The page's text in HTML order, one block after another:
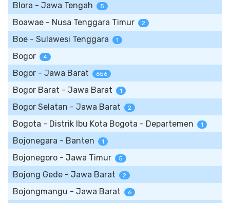
Blora - Jawa Tengah 5
Boawae - Nusa Tenggara Timur 2
Boe - Sulawesi Tenggara 1
Bogor 4
Bogor - Jawa Barat 656
Bogor Barat - Jawa Barat 1
Bogor Selatan - Jawa Barat 2
Bogota - Distrik Ibu Kota Bogota - Departemen 1
Bojonegara - Banten 1
Bojonegoro - Jawa Timur 5
Bojong Gede - Jawa Barat 2
Bojongmangu - Jawa Barat 6